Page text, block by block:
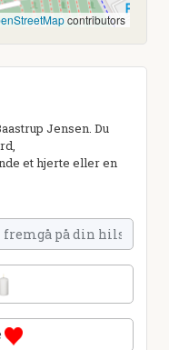
contributors
Jensen. Du
et hjerte eller en